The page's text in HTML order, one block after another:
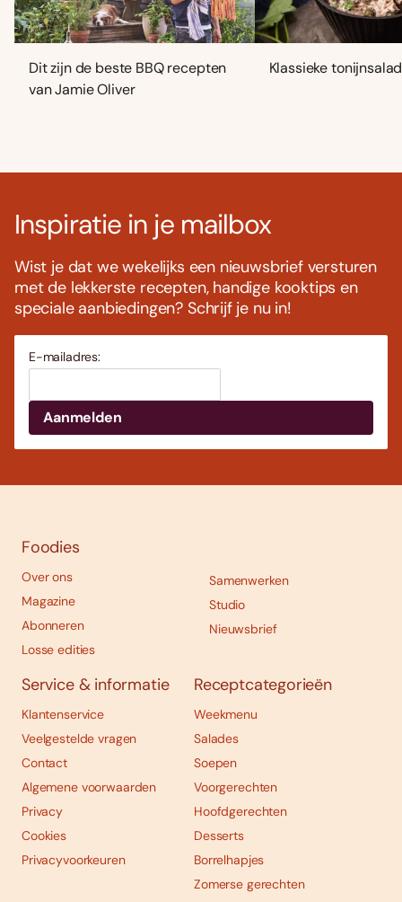
Dit zijn de beste BBQ recepten
van Jamie Oliver
Klassieke
Inspiratie in je mailbox
Wist je dat we wekelijks een nieuwsbrief versturen
met de lekkerste recepten, handige kooktips en
speciale aanbiedingen? Schrijf je nu in!
E-mailadres:
Foodies
Over ons
Magazine
Abonneren
Losse edities
Samenwerken
Studio
Nieuwsbrief
Service & informatie
Klantenservice
Veelgestelde vragen
Contact
Algemene voorwaarden
Privacy
Cookies
Privacyvoorkeuren
Receptcategorieën
Weekmenu
Salades
Soepen
Voorgerechten
Hoofdgerechten
Desserts
Borrelhapjes
Zomerse gerechten